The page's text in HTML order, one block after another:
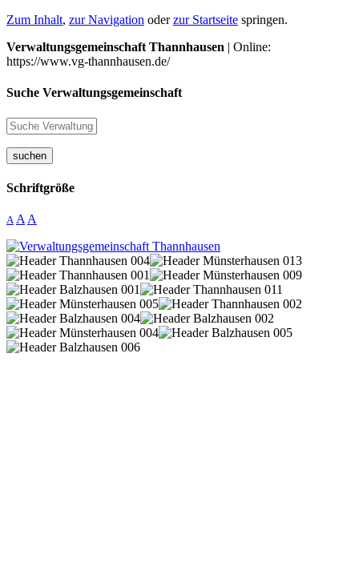
Zum Inhalt, zur Navigation oderzur Startseite springen.
Verwaltungsgemeinschaft Thannhausen | Online:
https://www.vg-thannhausen.de/
Suche Verwaltungsgemeinschaft
suchen
Schriftgröße
A A A